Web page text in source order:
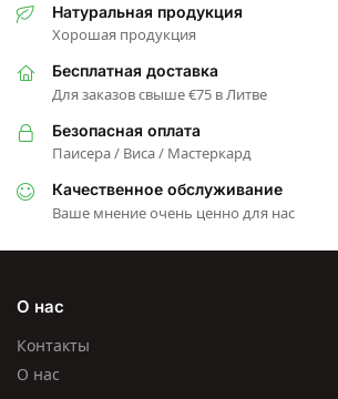
Натуральная продукция
Хорошая продукция
Бесплатная доставка
Для заказов свыше €75 в Литве
Безопасная оплата
Паисера / Виса / Мастеркард
Качественное обслуживание
Ваше мнение очень ценно для нас
О нас
Контакты
О нас